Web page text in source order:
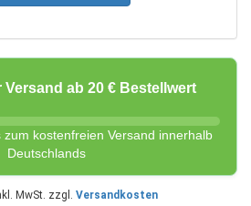
Versand ab 20 € Bestellwert
zum kostenfreien Versand innerhalb
Deutschlands
MwSt. zzgl. Versandkosten